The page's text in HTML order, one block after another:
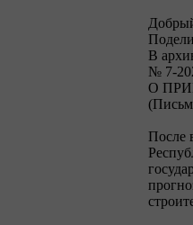
В
№ 7-
О
После